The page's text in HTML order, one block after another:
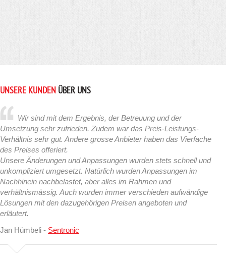
UNSERE KUNDEN ÜBER UNS
Wir sind mit dem Ergebnis, der Betreuung und der
Umsetzung sehr zufrieden. Zudem war das Preis-Leistungs-
Verhältnis sehr gut. Andere grosse Anbieter haben das Vierfache
des Preises offeriert.
Unsere Änderungen und Anpassungen wurden stets schnell und
unkompliziert umgesetzt. Natürlich wurden Anpassungen im
Nachhinein nachbelastet, aber alles im Rahmen und
verhältnismässig. Auch wurden immer verschieden aufwändige
Lösungen mit den dazugehörigen Preisen angeboten und
erläutert.
Jan Hümbeli - Sentronic